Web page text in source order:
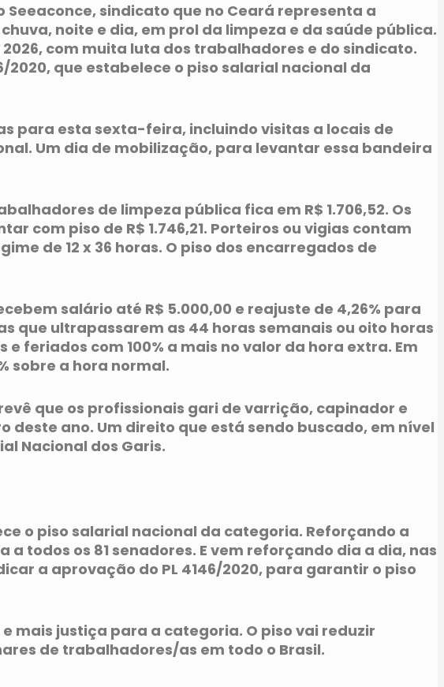
Seeaconce, sindicato que no Ceará representa a
noite e dia, em prol da limpeza e da saúde pública.
com muita luta dos trabalhadores e do sindicato.
que estabelece o piso salarial nacional da
para esta sexta-feira, incluindo visitas a locais de
Um dia de mobilização, para levantar essa bandeira
de limpeza pública fica em R$ 1.706,52. Os
com piso de R$ 1.746,21. Porteiros ou vigias contam
de 12 x 36 horas. O piso dos encarregados de
salário até R$ 5.000,00 e reajuste de 4,26% para
que ultrapassarem as 44 horas semanais ou oito horas
feriados com 100% a mais no valor da hora extra. Em
sobre a hora normal.
que os profissionais gari de varrição, capinador e
ano. Um direito que está sendo buscado, em nível
Nacional dos Garis.
o piso salarial nacional da categoria. Reforçando a
todos os 81 senadores. E vem reforçando dia a dia, nas
a aprovação do PL 4146/2020, para garantir o piso
mais justiça para a categoria. O piso vai reduzir
de trabalhadores/as em todo o Brasil.